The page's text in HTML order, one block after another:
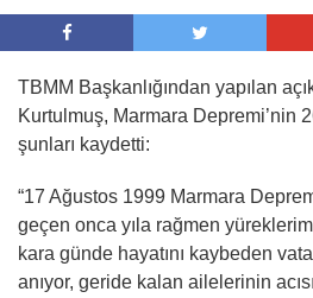
TBMM Başkanlığından yapılan
Kurtulmuş, Marmara Depremi’nin
şunları kaydetti:
“17 Ağustos 1999 Marmara
geçen onca yıla rağmen
kara günde hayatını kaybeden
anıyor, geride kalan ailelerinin